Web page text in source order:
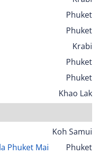
Phuket
Phuket
Krabi
Phuket
Phuket
Khao Lak
Koh Samui
Phuket Mai
Phuket